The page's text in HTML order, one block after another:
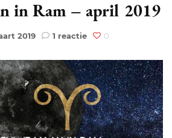
in Ram – april 2019
2019 1 reactieop
maan
in
Ram
–
april
2019
0